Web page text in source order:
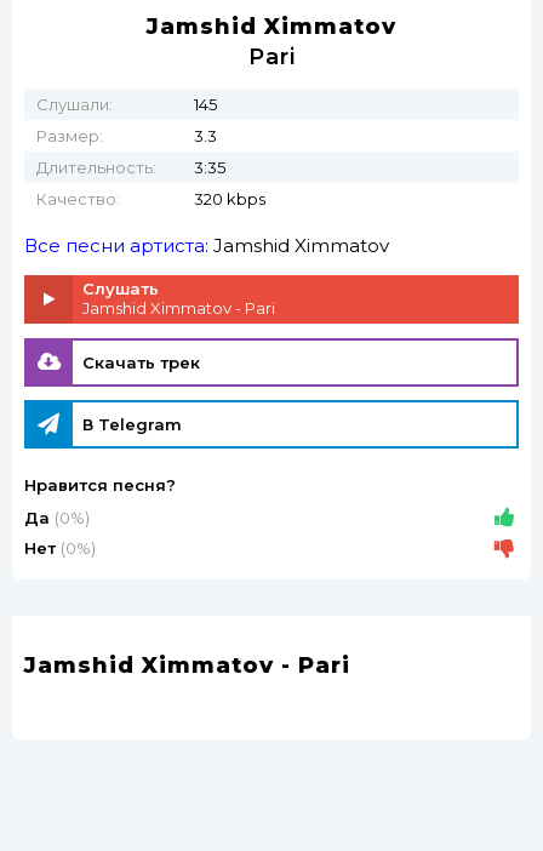
Jamshid Ximmatov
Pari
Слушали:
145
Размер:
3.3
Длительность:
3:35
Качество:
320 kbps
Все песни артиста: Jamshid Ximmatov
Слушать
Jamshid Ximmatov - Pari
Скачать трек
В Telegram
Нравится песня?
Да (0%)
Нет (0%)
Jamshid Ximmatov - Pari